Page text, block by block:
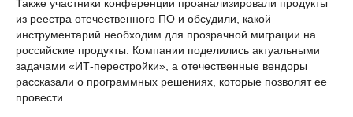
Также участники конференции проанализировали продукты
из реестра отечественного ПО и обсудили, какой
инструментарий необходим для прозрачной миграции на
российские продукты. Компании поделились актуальными
задачами «ИТ-перестройки», а отечественные вендоры
рассказали о программных решениях, которые позволят ее
провести.